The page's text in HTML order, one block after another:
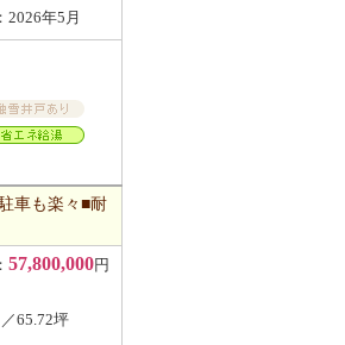
：2026年5月
車も楽々■耐
：57,800,000円
／65.72坪